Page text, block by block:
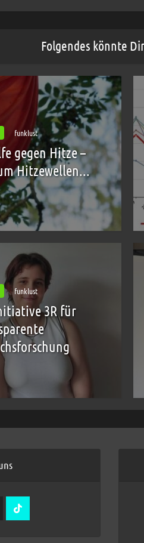
Folgendes könnte
funklust
gegen Hitze –
Hitzewellen...
funklust
3R für